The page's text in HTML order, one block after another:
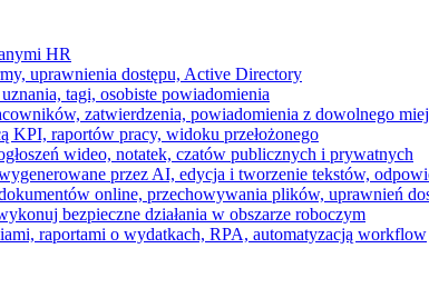
HR
uprawnienia dostępu, Active Directory
tagi, osobiste powiadomienia
zatwierdzenia, powiadomienia z dowolnego
raportów pracy, widoku przełożonego
wideo, notatek, czatów publicznych i prywatnych
przez AI, edycja i tworzenie tekstów,
online, przechowywania plików, uprawnień
bezpieczne działania w obszarze roboczym
raportami o wydatkach, RPA, automatyzacją workflow